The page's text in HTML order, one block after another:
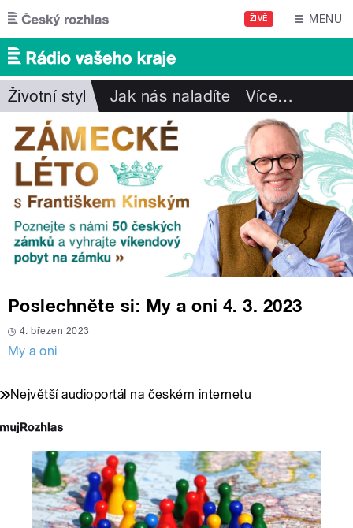
Přejít k hlavnímu obsahu
ŽIVĚ MENU
Životní styl Jak nás naladíte Více…
Poslechněte si: My a oni 4. 3. 2023
4. březen 2023
My a oni
Největší audioportál na českém internetu